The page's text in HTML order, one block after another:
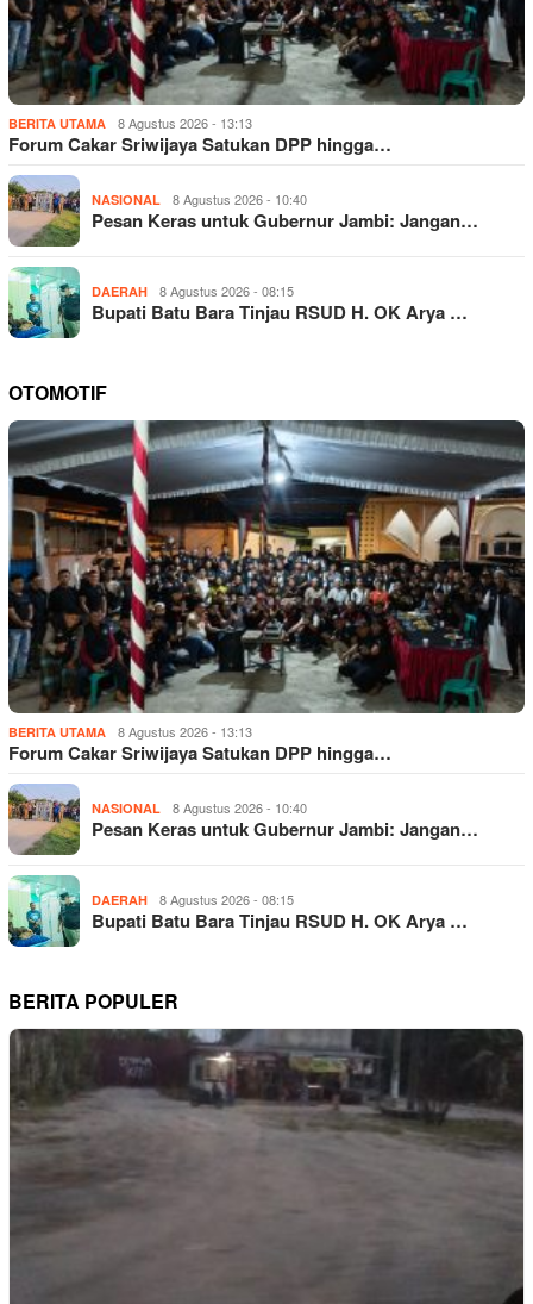
BERITA UTAMA 8 Agustus 2026 - 13:13
Forum Cakar Sriwijaya Satukan DPP hingga…
NASIONAL 8 Agustus 2026 - 10:40
Pesan Keras untuk Gubernur Jambi: Jangan…
DAERAH 8 Agustus 2026 - 08:15
Bupati Batu Bara Tinjau RSUD H. OK Arya …
OTOMOTIF
BERITA UTAMA 8 Agustus 2026 - 13:13
Forum Cakar Sriwijaya Satukan DPP hingga…
NASIONAL 8 Agustus 2026 - 10:40
Pesan Keras untuk Gubernur Jambi: Jangan…
DAERAH 8 Agustus 2026 - 08:15
Bupati Batu Bara Tinjau RSUD H. OK Arya …
BERITA POPULER